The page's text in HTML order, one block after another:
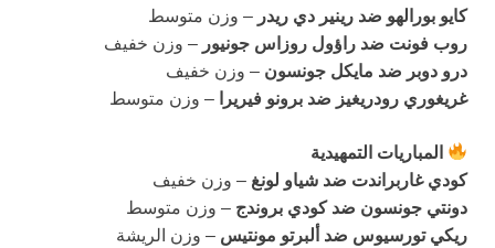
كايو بورالهو ضد رينير دي ريدر – وزن متوسط
روب فونت ضد راؤول روزاس جونيور – وزن خفيف
درو دوبر ضد مايكل جونسون – وزن خفيف
غريغوري رودريغيز ضد برونو فيريرا
– وزن متوسط
المباريات التمهيدية
كودي غاربراندت ضد شياو لونغ – وزن خفيف
دونتي جونسون ضد كودي بروندج – وزن متوسط
ريكي تورسيوس ضد ألبرتو مونتيس – وزن الريشة